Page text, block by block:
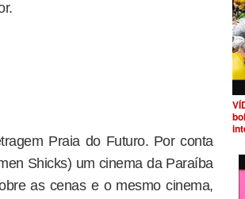
Praia do Futuro. Por conta
Shicks) um cinema da Paraíba
as cenas e o mesmo cinema,